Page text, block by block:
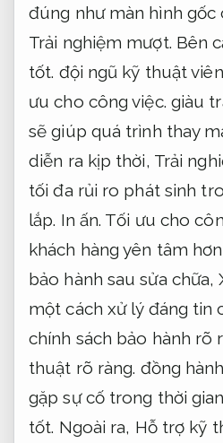
đúng như màn hình gốc
Trải nghiệm mượt. Bên
tốt. đội ngũ kỹ thuật
ưu cho công việc. giàu
sẽ giúp quá trình thay
diễn ra kịp thời, Trải
tối đa rủi ro phát sinh
lắp. In ấn. Tối ưu cho
khách hàng yên tâm
bảo hành sau sửa chữa,
một cách xử lý đáng tin
chính sách bảo hành rõ
thuật rõ ràng. đồng
gặp sự cố trong thời
tốt. Ngoài ra, Hỗ trợ kỹ